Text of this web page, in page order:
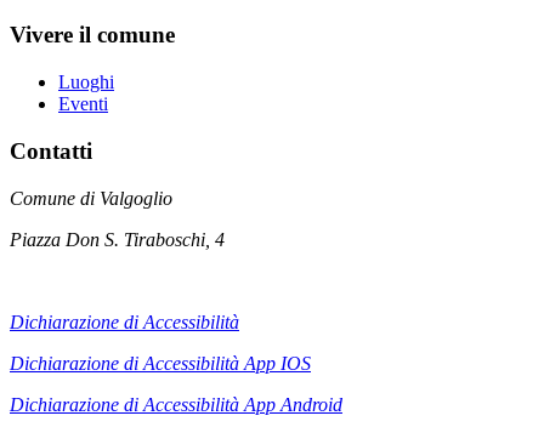
Vivere il comune
Luoghi
Eventi
Contatti
Comune di Valgoglio
Piazza Don S. Tiraboschi, 4
Dichiarazione di Accessibilità
Dichiarazione di Accessibilità App IOS
Dichiarazione di Accessibilità App Android